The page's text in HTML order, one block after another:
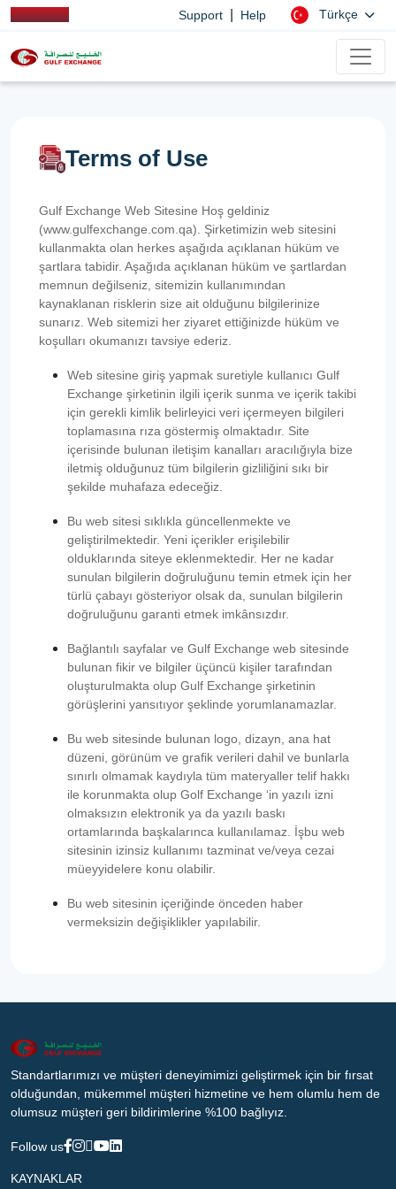
Support Help Türkçe
Terms of Use
Gulf Exchange Web Sitesine Hoş geldiniz
(www.gulfexchange.com.qa). Şirketimizin web sitesini
kullanmakta olan herkes aşağıda açıklanan hüküm ve
şartlara tabidir. Aşağıda açıklanan hüküm ve şartlardan
memnun değilseniz, sitemizin kullanımından
kaynaklanan risklerin size ait olduğunu bilgilerinize
sunarız. Web sitemizi her ziyaret ettiğinizde hüküm ve
koşulları okumanızı tavsiye ederiz.
Web sitesine giriş yapmak suretiyle kullanıcı Gulf
Exchange şirketinin ilgili içerik sunma ve içerik takibi
için gerekli kimlik belirleyici veri içermeyen bilgileri
toplamasına rıza göstermiş olmaktadır. Site
içerisinde bulunan iletişim kanalları aracılığıyla bize
iletmiş olduğunuz tüm bilgilerin gizliliğini sıkı bir
şekilde muhafaza edeceğiz.
Bu web sitesi sıklıkla güncellenmekte ve
geliştirilmektedir. Yeni içerikler erişilebilir
olduklarında siteye eklenmektedir. Her ne kadar
sunulan bilgilerin doğruluğunu temin etmek için her
türlü çabayı gösteriyor olsak da, sunulan bilgilerin
doğruluğunu garanti etmek imkânsızdır.
Bağlantılı sayfalar ve Gulf Exchange web sitesinde
bulunan fikir ve bilgiler üçüncü kişiler tarafından
oluşturulmakta olup Gulf Exchange şirketinin
görüşlerini yansıtıyor şeklinde yorumlanamazlar.
Bu web sitesinde bulunan logo, dizayn, ana hat
düzeni, görünüm ve grafik verileri dahil ve bunlarla
sınırlı olmamak kaydıyla tüm materyaller telif hakkı
ile korunmakta olup Golf Exchange ‘in yazılı izni
olmaksızın elektronik ya da yazılı baskı
ortamlarında başkalarınca kullanılamaz. İşbu web
sitesinin izinsiz kullanımı tazminat ve/veya cezai
müeyyidelere konu olabilir.
Bu web sitesinin içeriğinde önceden haber
vermeksizin değişiklikler yapılabilir.
Standartlarımızı ve müşteri deneyimimizi geliştirmek için bir fırsat
olduğundan, mükemmel müşteri hizmetine ve hem olumlu hem de
olumsuz müşteri geri bildirimlerine %100 bağlıyız.
Follow us
KAYNAKLAR